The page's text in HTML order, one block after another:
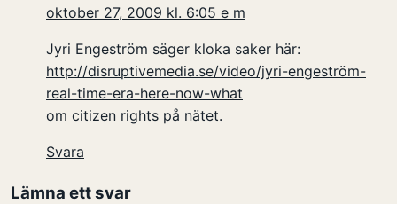
oktober 27, 2009 kl. 6:05 e m
Jyri Engeström säger kloka saker här:
http://disruptivemedia.se/video/jyri-engeström-
real-time-era-here-now-what
om citizen rights på nätet.
Svara
Lämna ett svar